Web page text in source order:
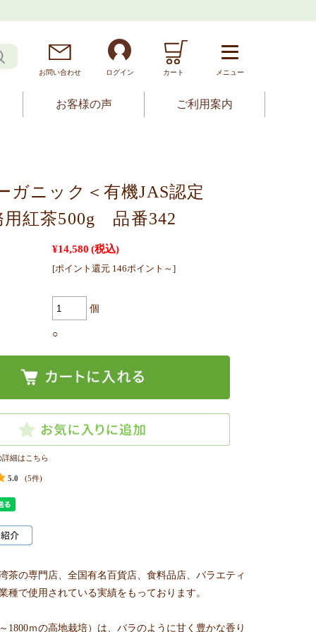
お問い合わせ ログイン カート メニュー
お客様の声 ご利用案内
ガニック＜有機JAS認定
紅茶500g 品番342
¥14,580 (税込)
[ポイント還元 146ポイント～]
個
○
細はこちら
5.0 (5件)
茶の専門店、全国有名百貨店、食料品店、バラエティ
で使用されている実績をもっております。
ｍの高地栽培）は、バラのように甘く豊かな香り